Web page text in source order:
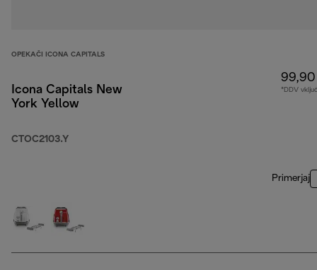
OPEKAČI ICONA CAPITALS
Icona Capitals New
York Yellow
CTOC2103.Y
*DDV
Primerjaj